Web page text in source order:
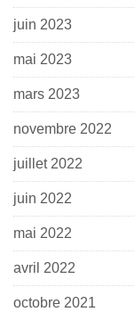
juin 2023
mai 2023
mars 2023
novembre 2022
juillet 2022
juin 2022
mai 2022
avril 2022
octobre 2021